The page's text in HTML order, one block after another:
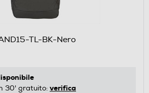
TL-BK-Nero
30' gratuito: verifica